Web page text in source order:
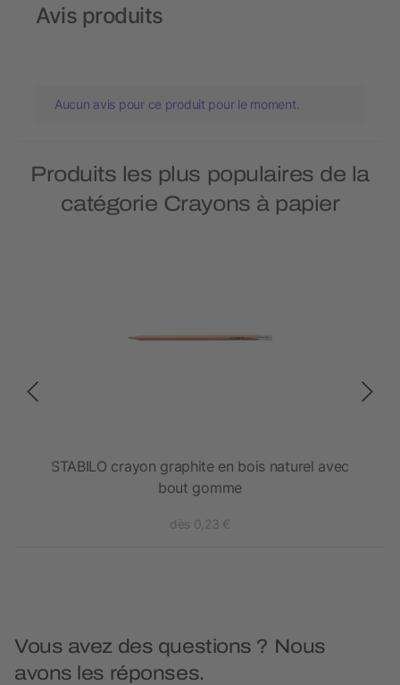
Avis produits
Aucun avis pour ce produit pour le moment.
Produits les plus populaires de la
catégorie Crayons à papier
STABILO crayon graphite en bois naturel avec
bout gomme
dès 0,23 €
Vous avez des questions ? Nous
avons les réponses.